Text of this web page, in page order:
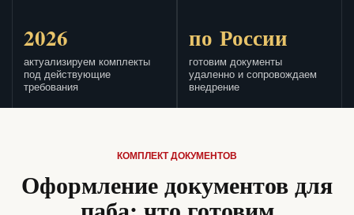
2026
актуализируем комплекты
под действующие
требования
по России
готовим документы
удаленно и сопровождаем
внедрение
КОМПЛЕКТ ДОКУМЕНТОВ
Оформление документов для